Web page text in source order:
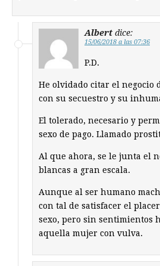
Albert dice:
15/06/2018 a las 07:36
P.D.
He olvidado citar el negocio
con su secuestro y su
El tolerado, necesario y
sexo de pago. Llamado
Al que ahora, se le junta el
blancas a gran escala.
Aunque al ser humano
con tal de satisfacer el
sexo, pero sin sentimientos
aquella mujer con vulva.